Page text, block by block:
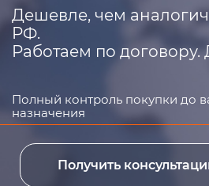
Дешевле, чем
РФ.
Работаем по
Полный контроль покупки до
назначения
Получить